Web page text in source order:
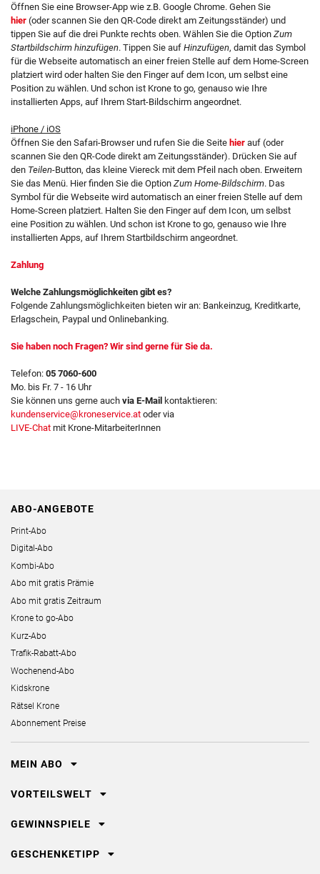
Öffnen Sie eine Browser-App wie z.B. Google Chrome. Gehen Sie
hier (oder scannen Sie den QR-Code direkt am Zeitungsständer) und
tippen Sie auf die drei Punkte rechts oben. Wählen Sie die Option Zum
Startbildschirm hinzufügen. Tippen Sie auf Hinzufügen, damit das Symbol
für die Webseite automatisch an einer freien Stelle auf dem Home-Screen
platziert wird oder halten Sie den Finger auf dem Icon, um selbst eine
Position zu wählen. Und schon ist Krone to go, genauso wie Ihre
installierten Apps, auf Ihrem Start-Bildschirm angeordnet.
iPhone / iOS
Öffnen Sie den Safari-Browser und rufen Sie die Seite hier auf (oder
scannen Sie den QR-Code direkt am Zeitungsständer). Drücken Sie auf
den Teilen-Button, das kleine Viereck mit dem Pfeil nach oben. Erweitern
Sie das Menü. Hier finden Sie die Option Zum Home-Bildschirm. Das
Symbol für die Webseite wird automatisch an einer freien Stelle auf dem
Home-Screen platziert. Halten Sie den Finger auf dem Icon, um selbst
eine Position zu wählen. Und schon ist Krone to go, genauso wie Ihre
installierten Apps, auf Ihrem Startbildschirm angeordnet.
Zahlung
Welche Zahlungsmöglichkeiten gibt es?
Folgende Zahlungsmöglichkeiten bieten wir an: Bankeinzug, Kreditkarte,
Erlagschein, Paypal und Onlinebanking.
Sie haben noch Fragen? Wir sind gerne für Sie da.
Telefon: 05 7060-600
Mo. bis Fr. 7 - 16 Uhr
Sie können uns gerne auch via E-Mail kontaktieren:
kundenservice@kroneservice.at oder via
LIVE-Chat mit Krone-MitarbeiterInnen
ABO-ANGEBOTE
Print-Abo
Digital-Abo
Kombi-Abo
Abo mit gratis Prämie
Abo mit gratis Zeitraum
Krone to go-Abo
Kurz-Abo
Trafik-Rabatt-Abo
Wochenend-Abo
Kidskrone
Rätsel Krone
Abonnement Preise
MEIN ABO
VORTEILSWELT
GEWINNSPIELE
GESCHENKETIPP